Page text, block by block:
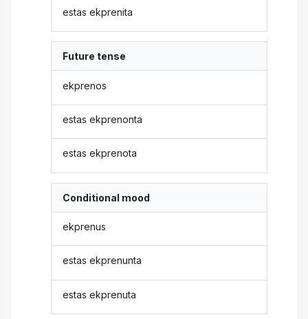
estas ekprenita
Future tense
ekprenos
estas ekprenonta
estas ekprenota
Conditional mood
ekprenus
estas ekprenunta
estas ekprenuta